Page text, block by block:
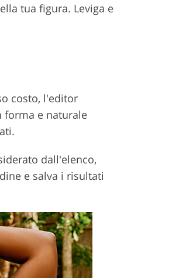
tua figura. Leviga e
costo, l'editor
forma e naturale
dall'elenco,
e salva i risultati